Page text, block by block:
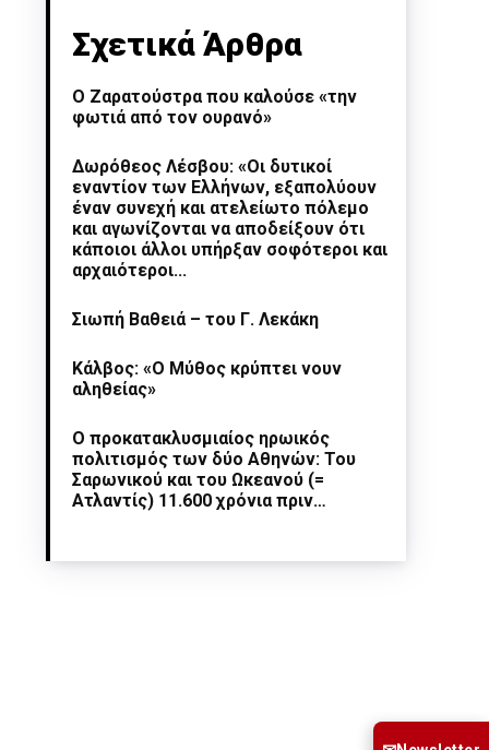
Σχετικά Άρθρα
Ο Ζαρατούστρα που καλούσε «την
φωτιά από τον ουρανό»
Δωρόθεος Λέσβου: «Οι δυτικοί
εναντίον των Ελλήνων, εξαπολύουν
έναν συνεχή και ατελείωτο πόλεμο
και αγωνίζονται να αποδείξουν ότι
κάποιοι άλλοι υπήρξαν σοφότεροι και
αρχαιότεροι...
Σιωπή Βαθειά – του Γ. Λεκάκη
Κάλβος: «Ο Μύθος κρύπτει νουν
αληθείας»
Ο προκατακλυσμιαίος ηρωικός
πολιτισμός των δύο Αθηνών: Του
Σαρωνικού και του Ωκεανού (=
Ατλαντίς) 11.600 χρόνια πριν…